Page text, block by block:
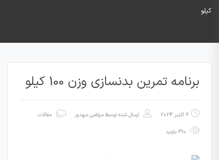
کیلو
برنامه تمرین بدنسازی وزن 100 کیلو
6 اکتبر 2024 ارسال شده توسطمرتضی مهدور مقالات